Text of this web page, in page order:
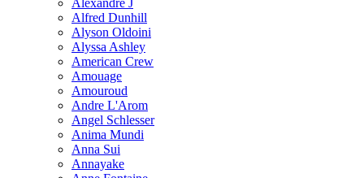
Alfred Dunhill
Alyson Oldoini
Alyssa Ashley
American Crew
Amouage
Amouroud
Andre L'Arom
Angel Schlesser
Anima Mundi
Anna Sui
Annayake